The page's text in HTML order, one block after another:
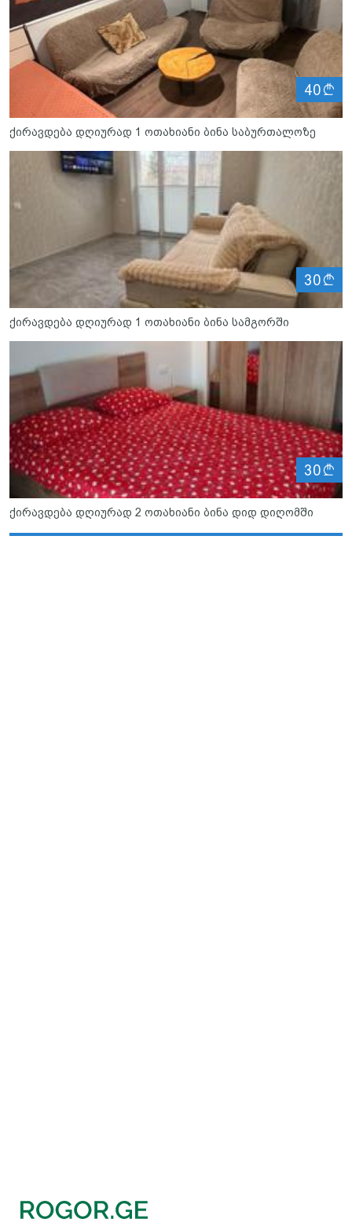
40
ქირავდება დღიურად 1 ოთახიანი ბინა საბურთალოზე
30
ქირავდება დღიურად 1 ოთახიანი ბინა სამგორში
30
ქირავდება დღიურად 2 ოთახიანი ბინა დიდ დიღომში